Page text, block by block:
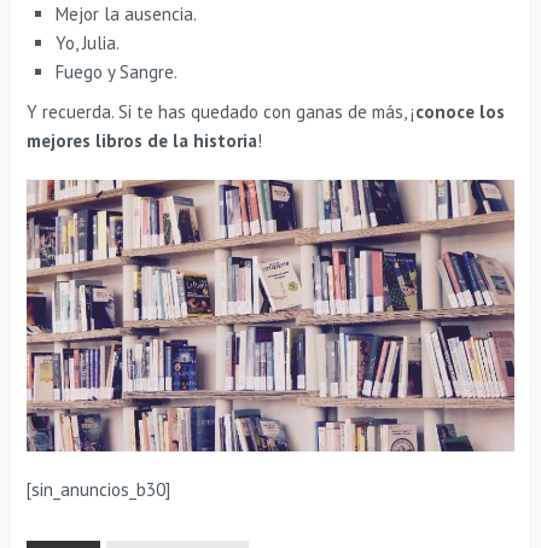
Mejor la ausencia.
Yo, Julia.
Fuego y Sangre.
Y recuerda. Si te has quedado con ganas de más, ¡conoce los
mejores libros de la historia!
[sin_anuncios_b30]